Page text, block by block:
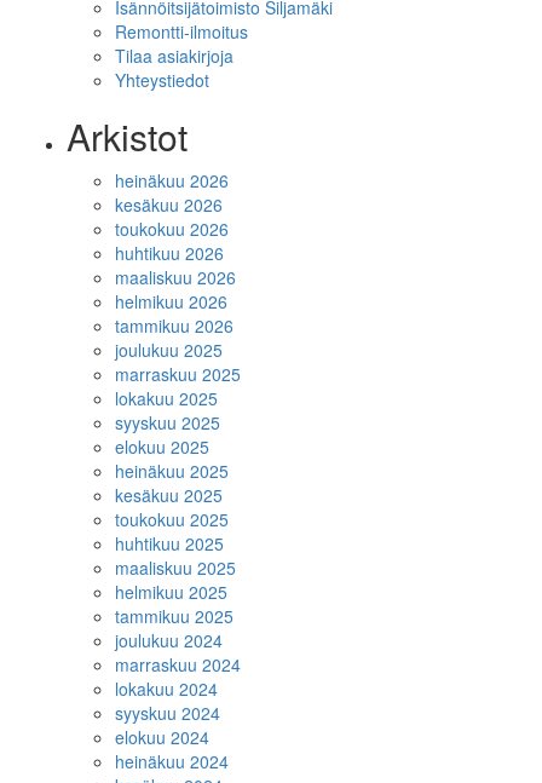
Isännöitsijätoimisto Siljamäki
Remontti-ilmoitus
Tilaa asiakirjoja
Yhteystiedot
Arkistot
heinäkuu 2026
kesäkuu 2026
toukokuu 2026
huhtikuu 2026
maaliskuu 2026
helmikuu 2026
tammikuu 2026
joulukuu 2025
marraskuu 2025
lokakuu 2025
syyskuu 2025
elokuu 2025
heinäkuu 2025
kesäkuu 2025
toukokuu 2025
huhtikuu 2025
maaliskuu 2025
helmikuu 2025
tammikuu 2025
joulukuu 2024
marraskuu 2024
lokakuu 2024
syyskuu 2024
elokuu 2024
heinäkuu 2024